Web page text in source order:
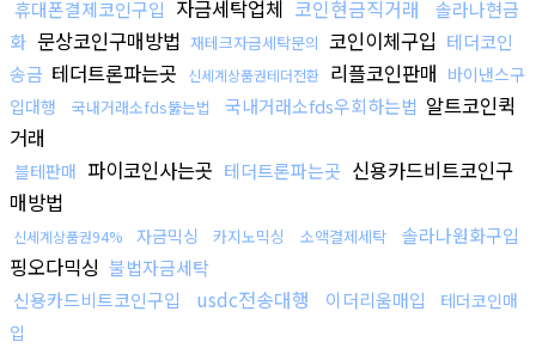
휴대폰결제코인구입 자금세탁업체 코인현금직거래
솔라나현금
화 문상코인구매방법 재테크자금세탁문의 코인이체구입 테더코인
송금 테더트론파는곳 신세계상품권테더전환 리플코인판매 바이낸스구
입대행
국내거래소fds뚫는법 국내거래소fds우회하는법 알트코인퀵
거래
블테판매 파이코인사는곳 테더트론파는곳 신용카드비트코인구
매방법
신세계상품권94% 자금믹싱 카지노믹싱 소액결제세탁 솔라나원화구입
핑오다믹싱 불법자금세탁
신용카드비트코인구입
usdc전송대행 이더리움매입
테더코인매
입